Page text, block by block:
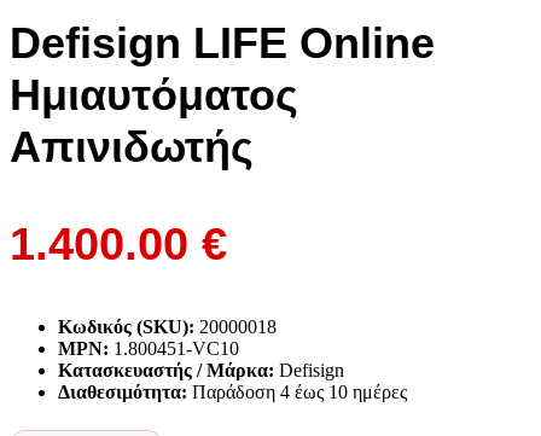
Defisign LIFE Online
Ημιαυτόματος
Απινιδωτής
1.400.00 €
Κωδικός (SKU): 20000018
MPN: 1.800451-VC10
Κατασκευαστής / Μάρκα: Defisign
Διαθεσιμότητα: Παράδoση 4 έως 10 ημέρες